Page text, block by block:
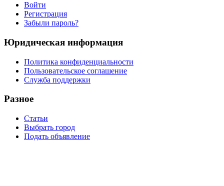
Войти
Регистрация
Забыли пароль?
Юридическая информация
Политика конфиденциальности
Пользовательское соглашение
Служба поддержки
Разное
Статьи
Выбрать город
Подать объявление